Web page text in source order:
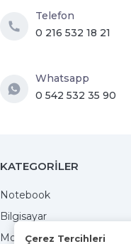
Telefon
0 216 532 18 21
Whatsapp
0 542 532 35 90
KATEGORİLER
Notebook
Bilgisayar
MonitörlerÇerez Tercihleri